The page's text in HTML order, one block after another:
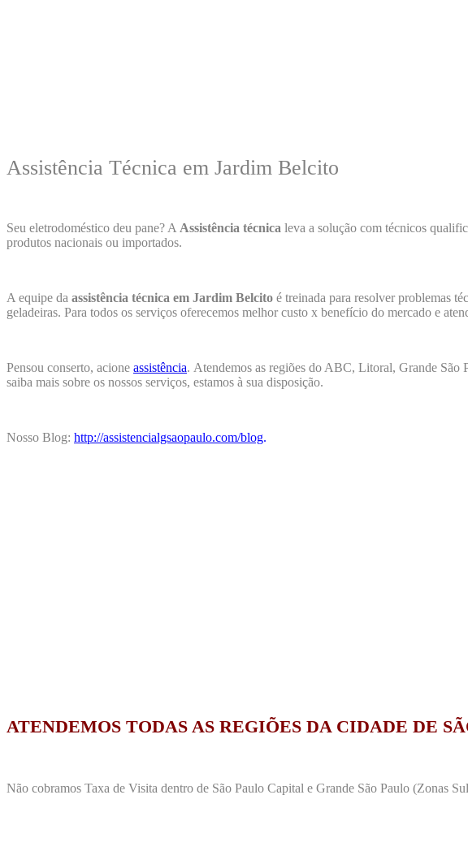
Assistência Técnica em Jardim Belcito
Seu eletrodoméstico deu pane? A Assistência técnica leva a solução com técnicos
produtos nacionais ou importados.
A equipe da assistência técnica em Jardim Belcito é treinada para resolver problemas
geladeiras. Para todos os serviços oferecemos melhor custo x benefício do mercado e
Pensou conserto, acione assistência. Atendemos as regiões do ABC, Litoral, Grande São
saiba mais sobre os nossos serviços, estamos à sua disposição.
Nosso Blog: http://assistencialgsaopaulo.com/blog.
ATENDEMOS TODAS AS REGIÕES DA CIDADE DE
Não cobramos Taxa de Visita dentro de São Paulo Capital e Grande São Paulo (Zonas